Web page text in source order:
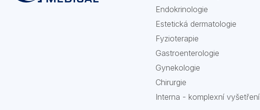
Endokrinologie
Estetická dermatologie
Fyzioterapie
Gastroenterologie
Gynekologie
Chirurgie
Interna - komplexní vyšetření